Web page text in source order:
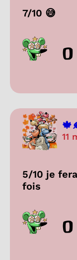
7/10 😅
0
11
5/10 je
fois
0